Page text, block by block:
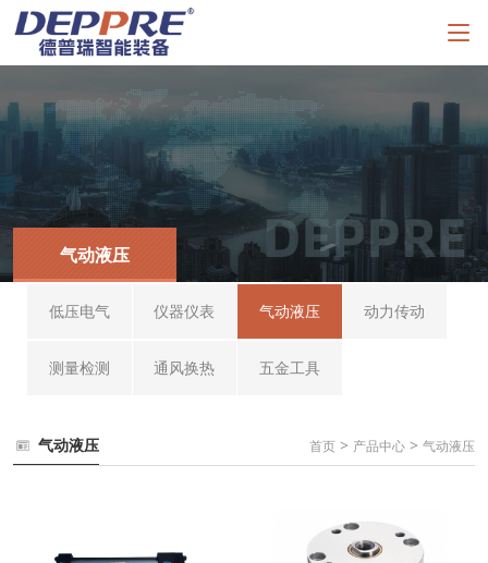
气动液压
低压电气 仪器仪表 气动液压 动力传动
测量检测 通风换热 五金工具
气动液压 首页 > 产品中心 > 气动液压